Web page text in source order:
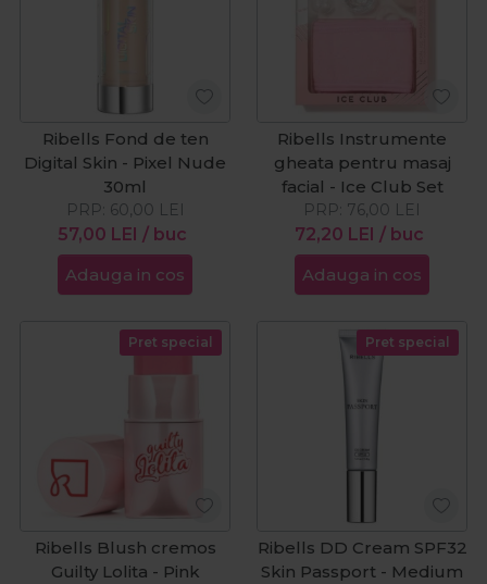
Ribells Fond de ten
Digital Skin - Pixel Nude
30ml
57,00 LEI / buc
PRP: 60,00 LEI
Adauga in cos
Ribells Instrumente
gheata pentru masaj
facial - Ice Club Set
72,20 LEI / buc
PRP: 76,00 LEI
Adauga in cos
Pret special
Ribells Blush cremos
Guilty Lolita - Pink
Pret special
Ribells DD Cream SPF32
Skin Passport - Medium